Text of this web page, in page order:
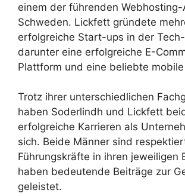
einem der führenden
Schweden. Lickfett gründete
erfolgreiche Start-ups in der
darunter eine erfolgreiche E-
Plattform und eine beliebte
Trotz ihrer unterschiedlichen
haben Soderlindh und Lickfett
erfolgreiche Karrieren als
sich. Beide Männer sind
Führungskräfte in ihren jeweiligen
haben bedeutende Beiträge zur
geleistet.